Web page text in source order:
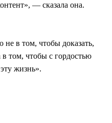
— сказала она.
не в том, чтобы доказать,
в том, чтобы с гордостью
жизнь».